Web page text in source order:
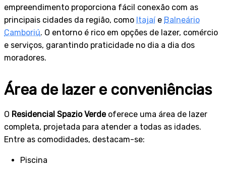
empreendimento proporciona fácil conexão com as
principais cidades da região, como Itajaíe Balneário
Camboriú. O entorno é rico em opções de lazer, comércio
e serviços, garantindo praticidade no dia a dia dos
moradores.
Área de lazer e conveniências
O Residencial Spazio Verdeoferece uma área de lazer
completa, projetada para atender a todas as idades.
Entre as comodidades, destacam-se:
Piscina